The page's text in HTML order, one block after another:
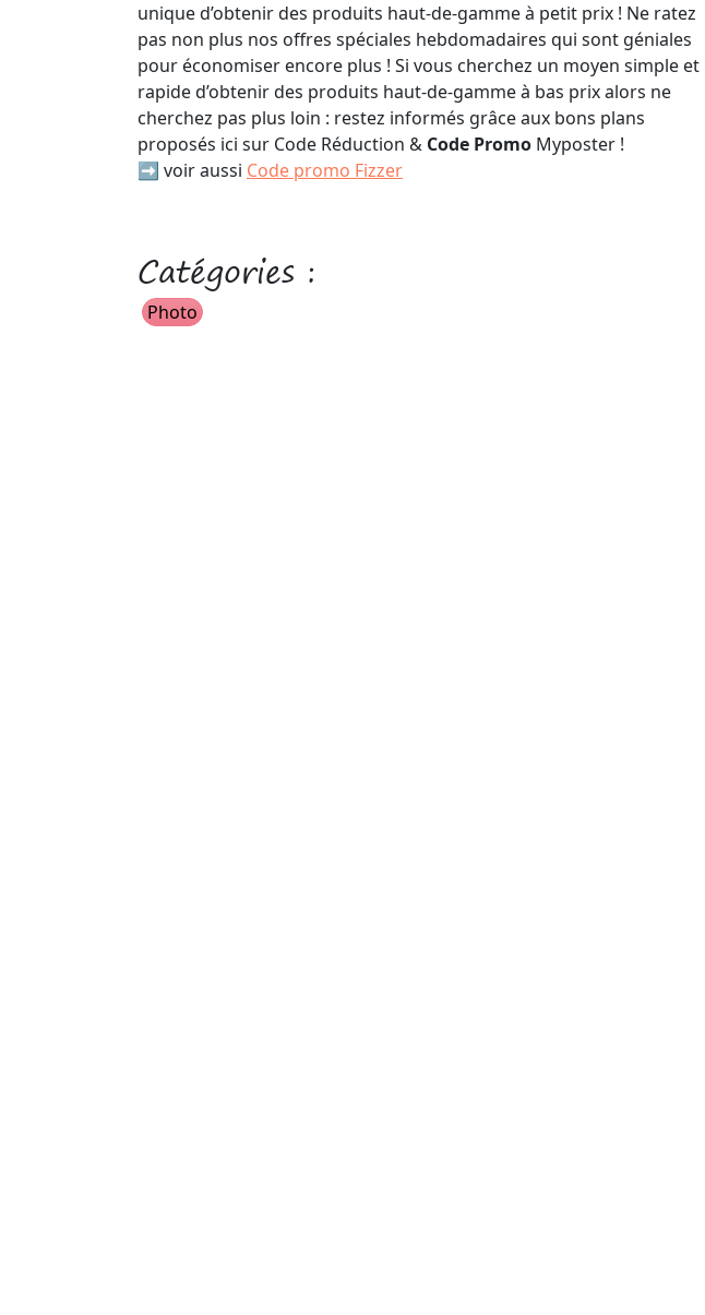
unique d’obtenir des produits haut-de-gamme à petit prix ! Ne ratez
pas non plus nos offres spéciales hebdomadaires qui sont géniales
pour économiser encore plus ! Si vous cherchez un moyen simple et
rapide d’obtenir des produits haut-de-gamme à bas prix alors ne
cherchez pas plus loin : restez informés grâce aux bons plans
proposés ici sur Code Réduction & Code Promo Myposter !
➡️ voir aussi Code promo Fizzer
Catégories :
Photo